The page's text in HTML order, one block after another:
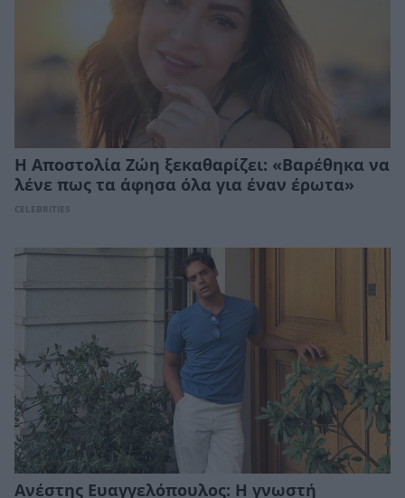
Η Αποστολία Ζώη ξεκαθαρίζει: «Βαρέθηκα να
λένε πως τα άφησα όλα για έναν έρωτα»
CELEBRITIES
Ανέστης Ευαγγελόπουλος: Η γνωστή